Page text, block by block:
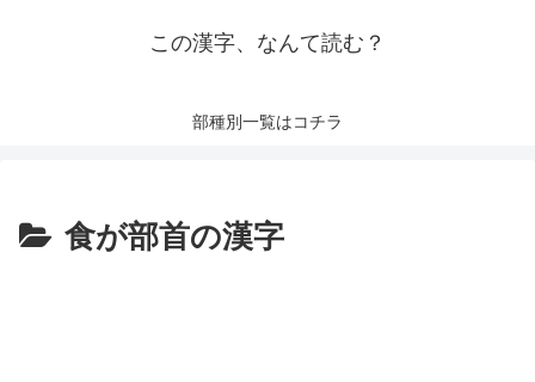
この漢字、なんて読む？
部種別一覧はコチラ
食が部首の漢字